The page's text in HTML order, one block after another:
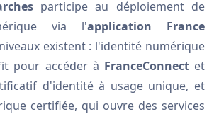
participe au déploiement de
via l'application France
existent : l'identité numérique
pour accéder à FranceConnectet
d'identité à usage unique, et
certifiée, qui ouvre des services